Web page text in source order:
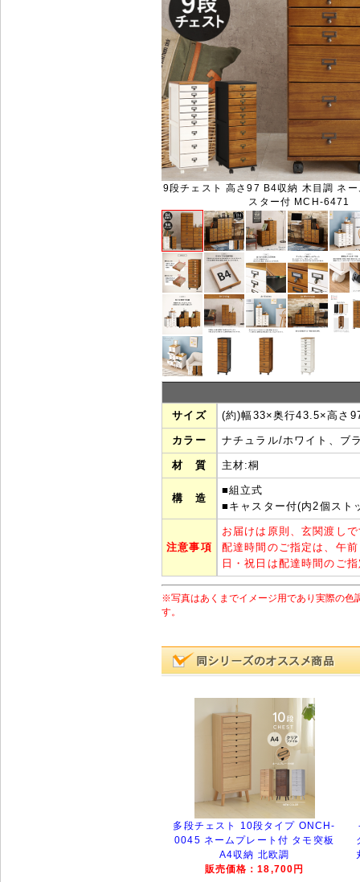
9段チェスト 高さ97 B4収納 木目調 ネ
スター付 MCH-6471
サイズ (約)幅33×奥行43.5×高さ
カラー ナチュラル/ホワイト、ブ
材 質 主材:桐
構 造
■組立式
■キャスター付(内2個スト
注意事項
お届けは原則、玄関渡し
配達時間のご指定は、午
日・祝日は配達時間のご
※写真はあくまでイメージ用であり実際の色
す。
多段チェスト 10段タイプ ONCH-
0045 ネームプレート付 タモ突板
A4収納 北欧調
販売価格：18,700円